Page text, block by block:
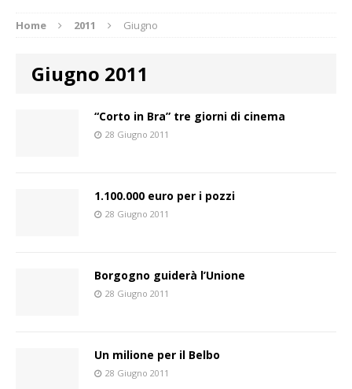
Home 2011 Giugno
Giugno 2011
“Corto in Bra” tre giorni di cinema
28 Giugno 2011
1.100.000 euro per i pozzi
28 Giugno 2011
Borgogno guiderà l’Unione
28 Giugno 2011
Un milione per il Belbo
28 Giugno 2011